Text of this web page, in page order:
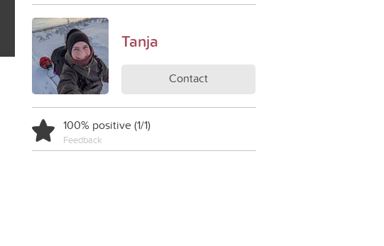
Tanja
Contact
100% positive (1/1)
Feedback